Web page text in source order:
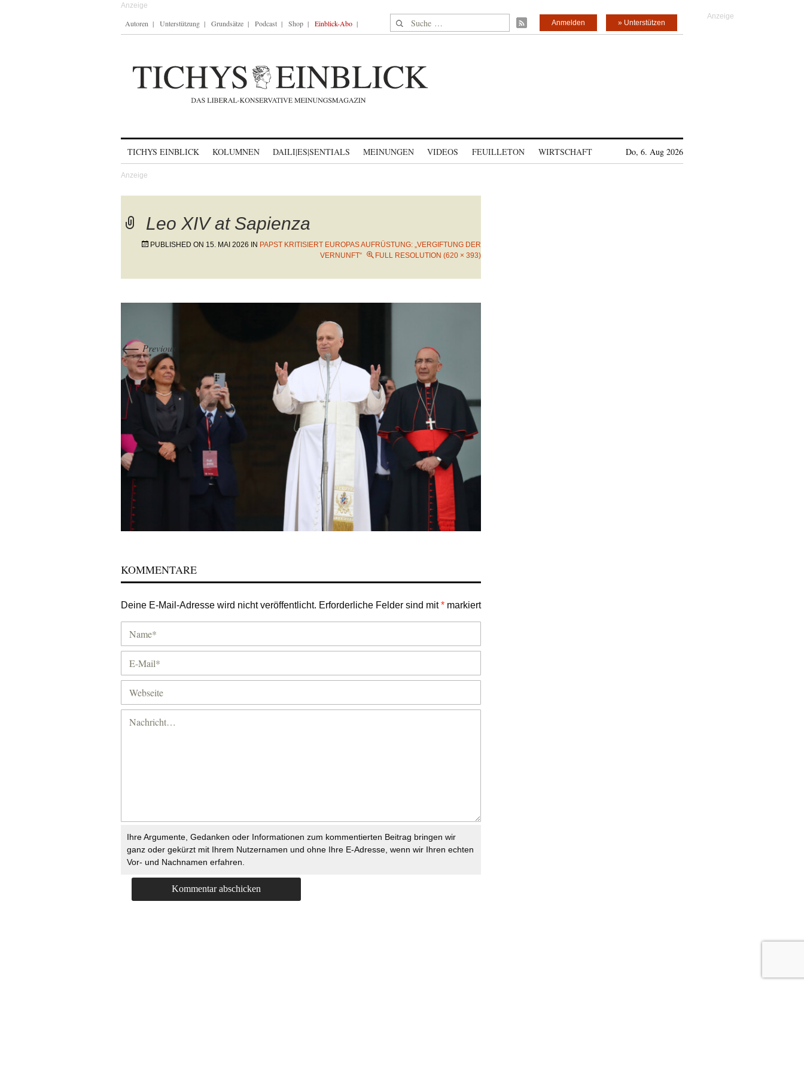
Autoren Unterstützung Grundsätze Podcast Shop Einblick-Abo Suche nach: » Unterstützen
Anmelden
TICHYS EINBLICK KOLUMNEN DAILI|ES|SENTIALS MEINUNGEN VIDEOS FEUILLETON WIRTSCHAFT Do, 6. Aug 2026
Leo XIV at Sapienza
PUBLISHED ON 15. MAI 2026 IN PAPST KRITISIERT EUROPAS AUFRÜSTUNG: „VERGIFTUNG DER
VERNUNFT“
FULL RESOLUTION (620 × 393)
← Previous
KOMMENTARE
Deine E-Mail-Adresse wird nicht veröffentlicht. Erforderliche Felder sind mit* markiert
Ihre Argumente, Gedanken oder Informationen zum kommentierten Beitrag bringen wir
ganz oder gekürzt mit Ihrem Nutzernamen und ohne Ihre E-Adresse, wenn wir Ihren echten
Vor- und Nachnamen erfahren.